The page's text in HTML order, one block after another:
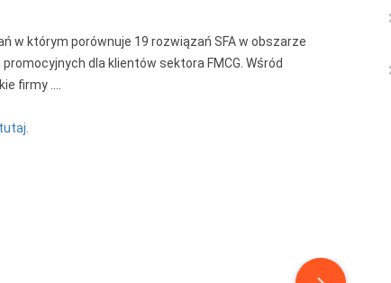
w którym porównuje 19 rozwiązań SFA w obszarze
dla klientów sektora FMCG. Wśród
firmy ….